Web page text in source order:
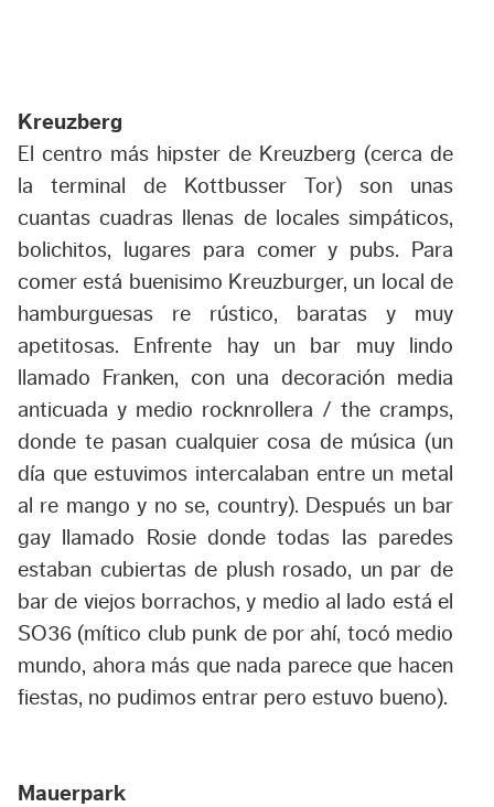
Kreuzberg
El centro más hipster de Kreuzberg (cerca de
la terminal de Kottbusser Tor) son unas
cuantas cuadras llenas de locales simpáticos,
bolichitos, lugares para comer y pubs. Para
comer está buenisimo Kreuzburger, un local de
hamburguesas re rústico, baratas y muy
apetitosas. Enfrente hay un bar muy lindo
llamado Franken, con una decoración media
anticuada y medio rocknrollera / the cramps,
donde te pasan cualquier cosa de música (un
día que estuvimos intercalaban entre un metal
al re mango y no se, country). Después un bar
gay llamado Rosie donde todas las paredes
estaban cubiertas de plush rosado, un par de
bar de viejos borrachos, y medio al lado está el
SO36 (mítico club punk de por ahí, tocó medio
mundo, ahora más que nada parece que hacen
fiestas, no pudimos entrar pero estuvo bueno).
Mauerpark